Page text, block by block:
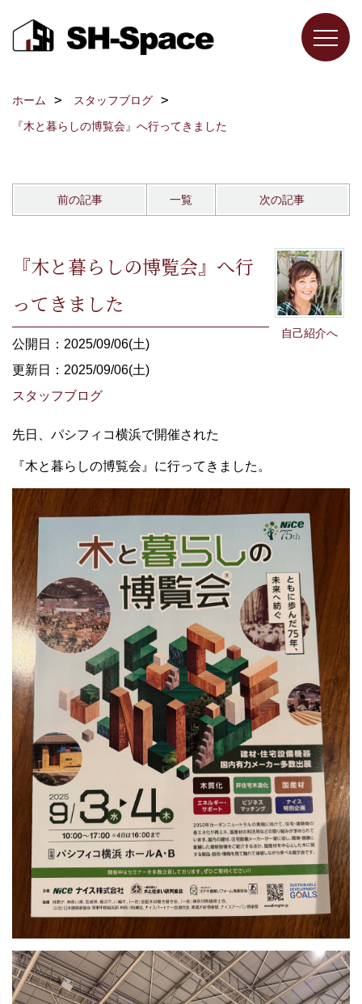
ホーム
スタッフブログ
『木と暮らしの博覧会』へ行ってきました
前の記事 一覧 次の記事
自己紹介へ
『木と暮らしの博覧会』へ行
ってきました
公開日：2025/09/06(土)
更新日：2025/09/06(土)
スタッフブログ
先日、パシフィコ横浜で開催された
『木と暮らしの博覧会』に行ってきました。